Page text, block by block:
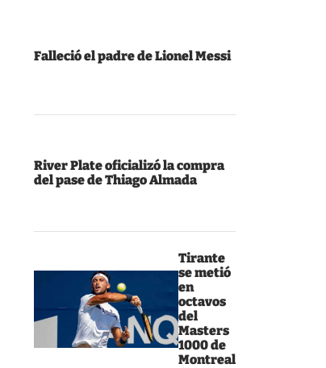
Falleció el padre de Lionel Messi
River Plate oficializó la compra
del pase de Thiago Almada
Tirante
se metió
en
octavos
del
Masters
1000 de
Montreal